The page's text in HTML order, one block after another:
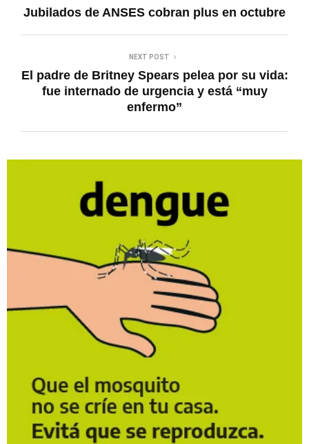
Jubilados de ANSES cobran plus en octubre
NEXT POST
El padre de Britney Spears pelea por su vida:
fue internado de urgencia y está “muy
enfermo”